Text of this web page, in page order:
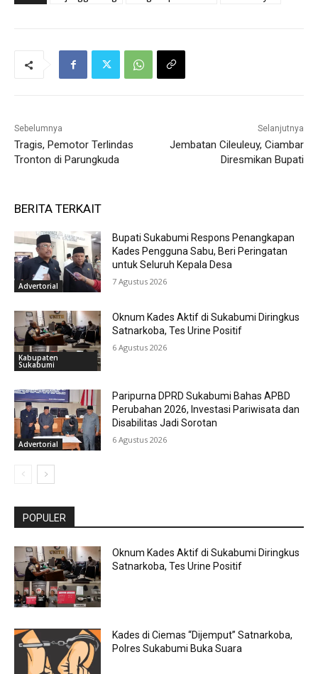
Sebelumnya
Tragis, Pemotor Terlindas
Tronton di Parungkuda
Selanjutnya
Jembatan Cileuleuy, Ciambar
Diresmikan Bupati
BERITA TERKAIT
Advertorial
Bupati Sukabumi Respons Penangkapan
Kades Pengguna Sabu, Beri Peringatan
untuk Seluruh Kepala Desa
7 Agustus 2026
Kabupaten
Sukabumi
Oknum Kades Aktif di Sukabumi Diringkus
Satnarkoba, Tes Urine Positif
6 Agustus 2026
Advertorial
Paripurna DPRD Sukabumi Bahas APBD
Perubahan 2026, Investasi Pariwisata dan
Disabilitas Jadi Sorotan
6 Agustus 2026
POPULER
Oknum Kades Aktif di Sukabumi Diringkus
Satnarkoba, Tes Urine Positif
Kades di Ciemas “Dijemput” Satnarkoba,
Polres Sukabumi Buka Suara